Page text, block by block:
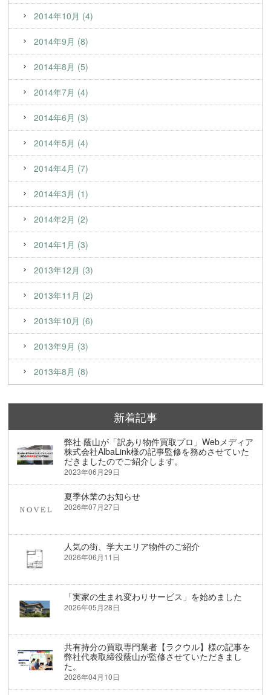
2014年10月 (4)
2014年9月 (8)
2014年8月 (5)
2014年7月 (4)
2014年6月 (3)
2014年5月 (4)
2014年4月 (7)
2014年3月 (1)
2014年2月 (2)
2014年1月 (3)
2013年12月 (3)
2013年11月 (2)
2013年10月 (6)
2013年9月 (3)
2013年8月 (8)
新着記事
弊社 蔭山が「訳あり物件買取プロ」Webメディア
株式会社AlbaLink様の記事監修を務めさせていた
だきましたのでご紹介します。
2023年06月29日
夏季休業のお知らせ
2026年07月27日
人気の街、学大エリア物件のご紹介
2026年06月11日
「実家の生まれ変わりサービス」を始めました
2026年05月28日
共有持分の買取専門業者【ラクウル】様の記事を
弊社代表取締役蔭山が監修させていただきまし
た。
2026年04月10日